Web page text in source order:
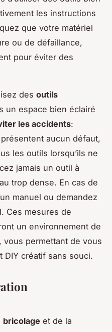
les instructions
que votre matériel
ou de défaillance,
pour éviter des
des outils
un espace bien éclairé
les accidents:
aucun défaut,
les outils lorsqu’ils ne
jamais un outil à
trop dense. En cas de
manuel ou demandez
Ces mesures de
un environnement de
vous permettant de vous
créatif sans souci.
bricolage et de la